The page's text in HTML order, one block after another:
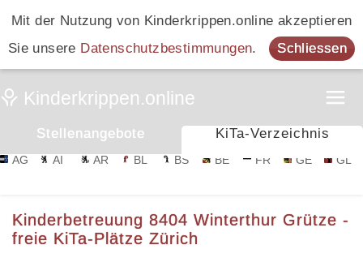
Mit der Nutzung von Kinderkrippen.online akzeptieren
Sie unsere Datenschutzbestimmungen. Schliessen
Stellenangebote KiTa-Verzeichnis
AG AI AR BL BS BE FR GE GL
Kinderbetreuung 8404 Winterthur Grütze -
freie KiTa-Plätze Zürich